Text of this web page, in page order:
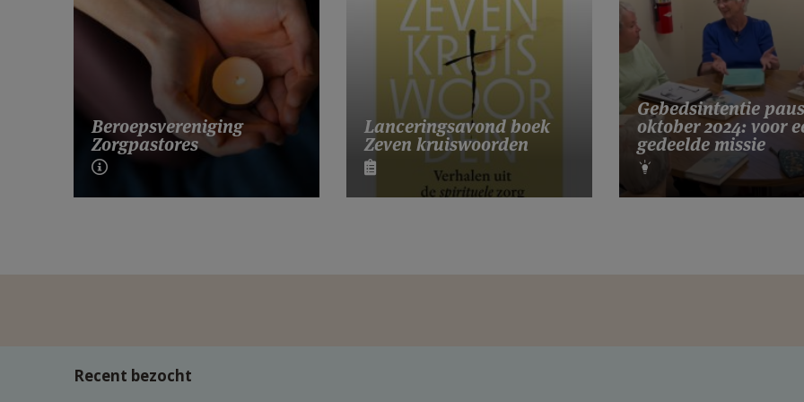
Beroepsvereniging
Zorgpastores
Lanceringsavond boek
Zeven kruiswoorden
Gebedsintentie paus
oktober 2024: voor
gedeelde missie
Recent bezocht